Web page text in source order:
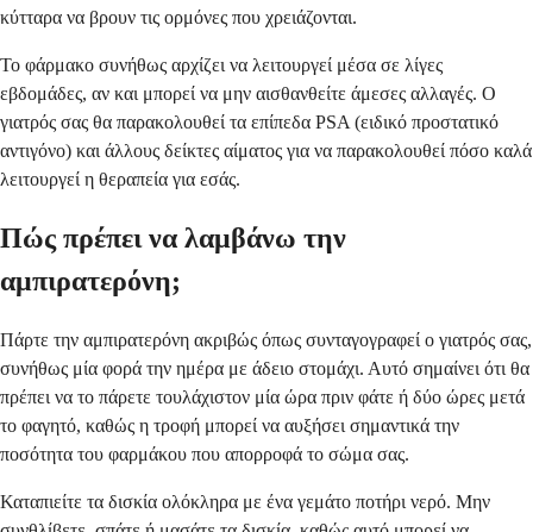
κύτταρα να βρουν τις ορμόνες που χρειάζονται.
Το φάρμακο συνήθως αρχίζει να λειτουργεί μέσα σε λίγες
εβδομάδες, αν και μπορεί να μην αισθανθείτε άμεσες αλλαγές. Ο
γιατρός σας θα παρακολουθεί τα επίπεδα PSA (ειδικό προστατικό
αντιγόνο) και άλλους δείκτες αίματος για να παρακολουθεί πόσο καλά
λειτουργεί η θεραπεία για εσάς.
Πώς πρέπει να λαμβάνω την
αμπιρατερόνη;
Πάρτε την αμπιρατερόνη ακριβώς όπως συνταγογραφεί ο γιατρός σας,
συνήθως μία φορά την ημέρα με άδειο στομάχι. Αυτό σημαίνει ότι θα
πρέπει να το πάρετε τουλάχιστον μία ώρα πριν φάτε ή δύο ώρες μετά
το φαγητό, καθώς η τροφή μπορεί να αυξήσει σημαντικά την
ποσότητα του φαρμάκου που απορροφά το σώμα σας.
Καταπιείτε τα δισκία ολόκληρα με ένα γεμάτο ποτήρι νερό. Μην